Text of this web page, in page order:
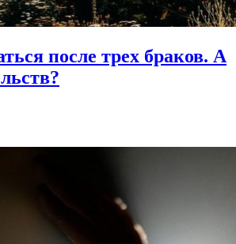
после трех браков. А